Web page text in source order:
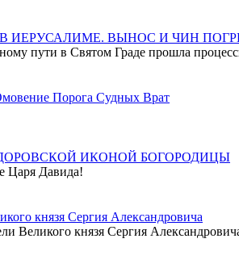
ИЕРУСАЛИМЕ. ВЫНОС И ЧИН
пути в Святом Граде прошла
Порога Судных Врат
ИКОНОЙ БОГОРОДИЦЫ
Царя Давида!
князя Сергия Александровича
Великого князя Сергия